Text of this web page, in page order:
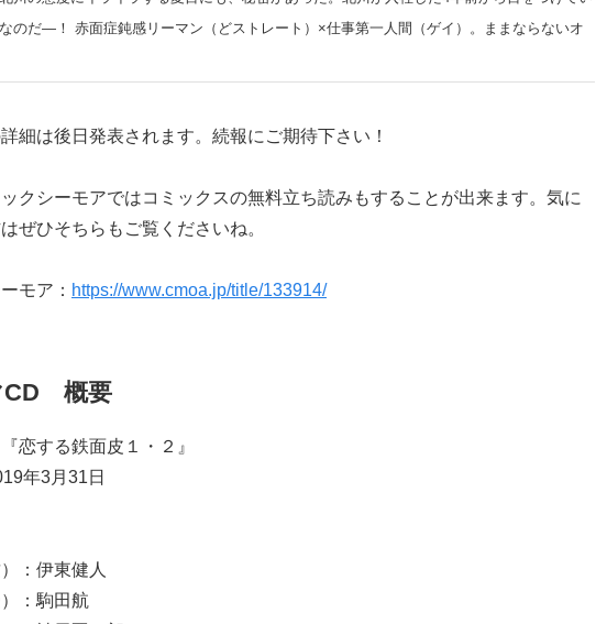
のだ—！ 赤面症鈍感リーマン（どストレート）×仕事第一人間（ゲイ）。
ままならないオ
細は後日発表されます。続報にご期待下さい！
クシーモアではコミックスの無料立ち読みもすることが出来ます。気に
ぜひそちらもご覧くださいね。
モア： https://www.cmoa.jp/title/133914/
CD 概要
恋する鉄面皮１・２』
年3月31日
：伊東健人
：駒田航